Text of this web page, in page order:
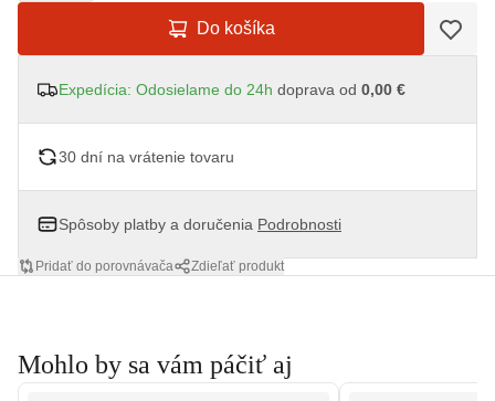
Do košíka
Expedícia: Odosielame do 24h doprava od 0,00 €
30 dní na vrátenie tovaru
Spôsoby platby a doručenia Podrobnosti
Pridať do porovnávača Zdieľať produkt
Mohlo by sa vám páčiť aj